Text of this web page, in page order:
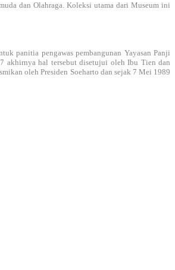
dan Olahraga. Koleksi utama dari Museum ini
panitia pengawas pembangunan Yayasan Panji
akhirnya hal tersebut disetujui oleh Ibu Tien dan
oleh Presiden Soeharto dan sejak 7 Mei 1989